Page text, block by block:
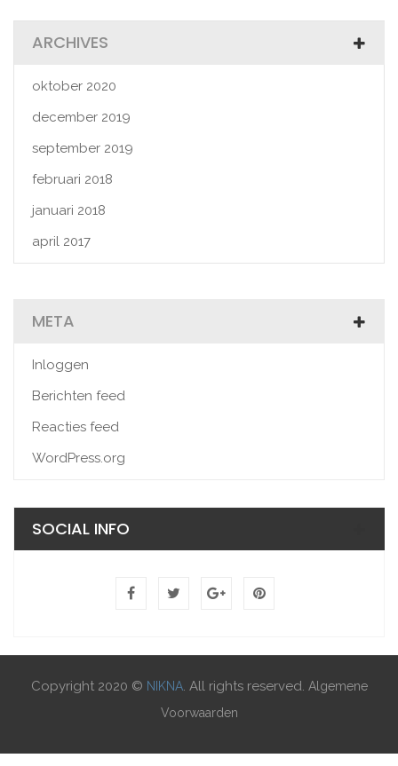
ARCHIVES
oktober 2020
december 2019
september 2019
februari 2018
januari 2018
april 2017
META
Inloggen
Berichten feed
Reacties feed
WordPress.org
SOCIAL INFO
Copyright 2020 © NIKNA. All rights reserved. Algemene
Voorwaarden